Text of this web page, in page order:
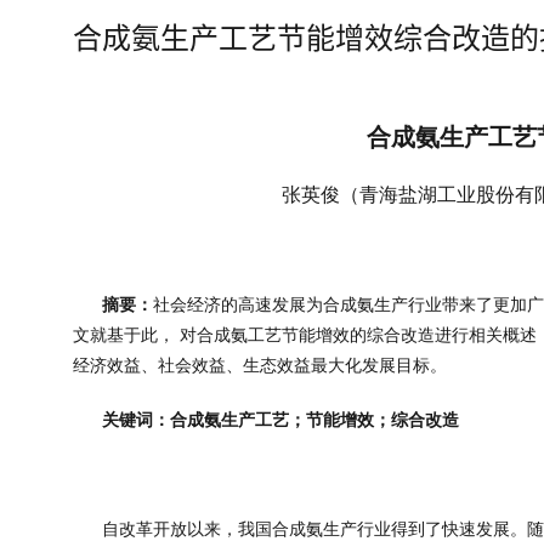
合成氨生产工艺节能增效综合改造
合成氨生产工
张英俊（青海盐湖工业股份有
摘要： 社会经济的高速发展为合成氨生产行业带来了更加
文就基于此， 对合成氨工艺节能增效的综合改造进行相关概
经济效益、社会效益、生态效益最大化发展目标。
关键词：合成氨生产工艺；节能增效；综合改造
自改革开放以来，我国合成氨生产行业得到了快速发展。